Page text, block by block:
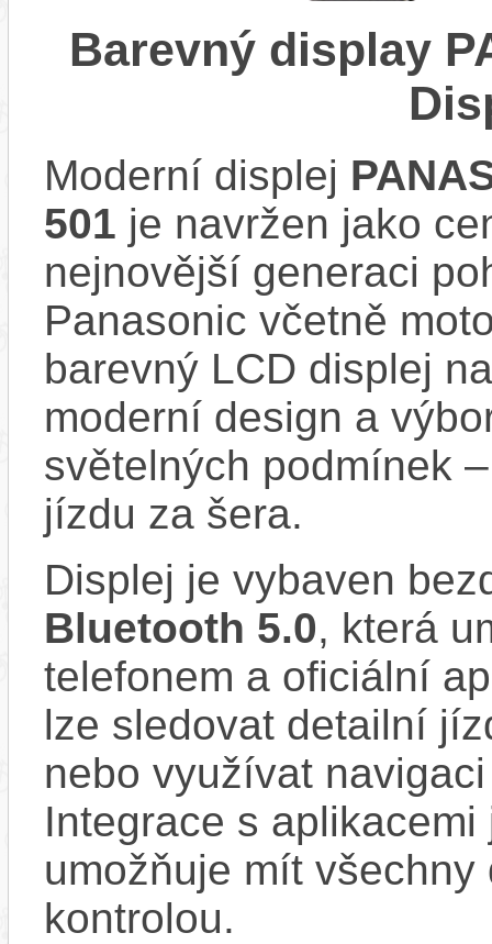
Barevný display
Moderní displej
501 je navržen jako
nejnovější generaci
Panasonic včetně
barevný LCD displej
moderní design a
světelných podmínek
jízdu za šera.
Displej je vybaven
Bluetooth 5.0, která
telefonem a oficiální
lze sledovat detailní
nebo využívat
Integrace s
umožňuje mít
kontrolou.